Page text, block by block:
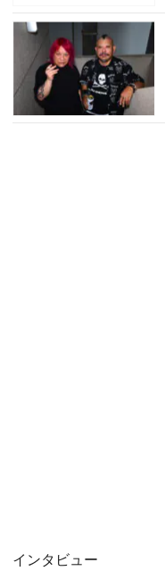
インタビュー